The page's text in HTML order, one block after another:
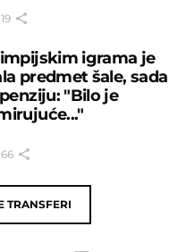
19
igrama je
predmet šale, sada
"Bilo je
66
TRANSFERI